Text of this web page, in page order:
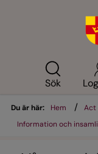
Sök
Du är här: Hem / Act
Information och